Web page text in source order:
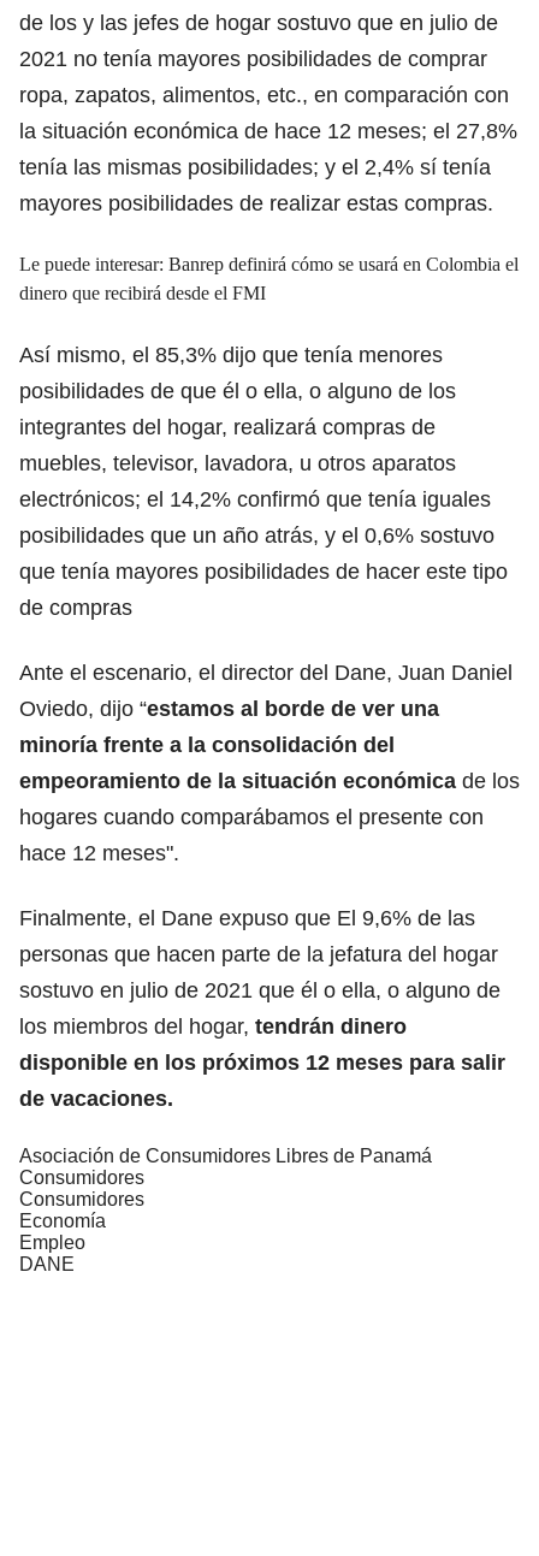
de los y las jefes de hogar sostuvo que en julio de
2021 no tenía mayores posibilidades de comprar
ropa, zapatos, alimentos, etc., en comparación con
la situación económica de hace 12 meses; el 27,8%
tenía las mismas posibilidades; y el 2,4% sí tenía
mayores posibilidades de realizar estas compras.
Le puede interesar: Banrep definirá cómo se usará en Colombia el
dinero que recibirá desde el FMI
Así mismo, el 85,3% dijo que tenía menores
posibilidades de que él o ella, o alguno de los
integrantes del hogar, realizará compras de
muebles, televisor, lavadora, u otros aparatos
electrónicos; el 14,2% confirmó que tenía iguales
posibilidades que un año atrás, y el 0,6% sostuvo
que tenía mayores posibilidades de hacer este tipo
de compras
Ante el escenario, el director del Dane, Juan Daniel
Oviedo, dijo “estamos al borde de ver una
minoría frente a la consolidación del
empeoramiento de la situación económica de los
hogares cuando comparábamos el presente con
hace 12 meses".
Finalmente, el Dane expuso que El 9,6% de las
personas que hacen parte de la jefatura del hogar
sostuvo en julio de 2021 que él o ella, o alguno de
los miembros del hogar, tendrán dinero
disponible en los próximos 12 meses para salir
de vacaciones.
Asociación de Consumidores Libres de Panamá
Consumidores
Consumidores
Economía
Empleo
DANE